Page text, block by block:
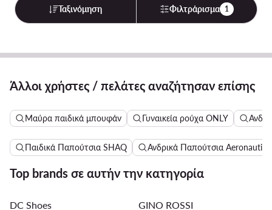
Ταξινόμηση Φιλτράρισμα 1
Άλλοι χρήστες / πελάτες αναζήτησαν επίσης
Μαύρα παιδικά μπουφάν Γυναικεία ρούχα ONLY
Παιδικά Παπούτσια SHAQ Ανδρικά Παπούτσια
Top brands σε αυτήν την κατηγορία
DC Shoes GINO ROSSI